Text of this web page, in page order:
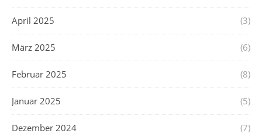
April 2025 (3)
März 2025 (6)
Februar 2025 (8)
Januar 2025 (5)
Dezember 2024 (7)